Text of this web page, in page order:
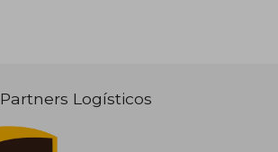
Partners Logísticos